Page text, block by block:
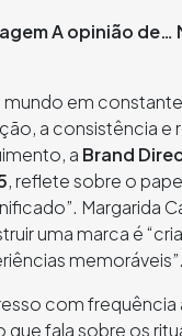
mundo em
a consistência
a Brand
, reflete sobre o
Margarida
uma marca é
memoráveis”.
com frequência
que fala sobre os